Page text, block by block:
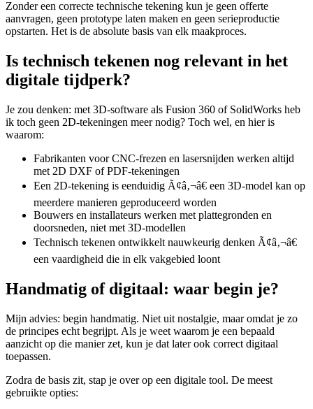
Zonder een correcte technische tekening kun je geen offerte
aanvragen, geen prototype laten maken en geen serieproductie
opstarten. Het is de absolute basis van elk maakproces.
Is technisch tekenen nog relevant in het
digitale tijdperk?
Je zou denken: met 3D-software als Fusion 360 of SolidWorks heb
ik toch geen 2D-tekeningen meer nodig? Toch wel, en hier is
waarom:
Fabrikanten voor CNC-frezen en lasersnijden werken altijd
met 2D DXF of PDF-tekeningen
Een 2D-tekening is eenduidig Ã¢â‚¬â€ een 3D-model kan op
meerdere manieren geproduceerd worden
Bouwers en installateurs werken met plattegronden en
doorsneden, niet met 3D-modellen
Technisch tekenen ontwikkelt nauwkeurig denken Ã¢â‚¬â€
een vaardigheid die in elk vakgebied loont
Handmatig of digitaal: waar begin je?
Mijn advies: begin handmatig. Niet uit nostalgie, maar omdat je zo
de principes echt begrijpt. Als je weet waarom je een bepaald
aanzicht op die manier zet, kun je dat later ook correct digitaal
toepassen.
Zodra de basis zit, stap je over op een digitale tool. De meest
gebruikte opties: